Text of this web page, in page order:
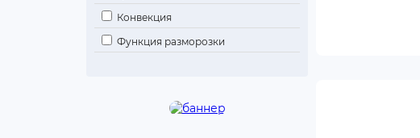
Конвекция
Функция разморозки